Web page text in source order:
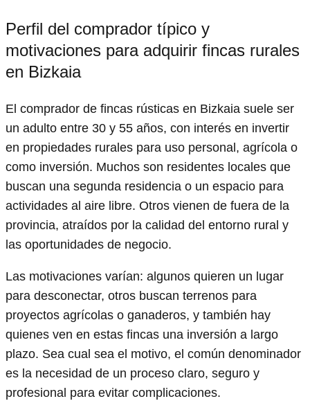
Perfil del comprador típico y
motivaciones para adquirir fincas rurales
en Bizkaia
El comprador de fincas rústicas en Bizkaia suele ser
un adulto entre 30 y 55 años, con interés en invertir
en propiedades rurales para uso personal, agrícola o
como inversión. Muchos son residentes locales que
buscan una segunda residencia o un espacio para
actividades al aire libre. Otros vienen de fuera de la
provincia, atraídos por la calidad del entorno rural y
las oportunidades de negocio.
Las motivaciones varían: algunos quieren un lugar
para desconectar, otros buscan terrenos para
proyectos agrícolas o ganaderos, y también hay
quienes ven en estas fincas una inversión a largo
plazo. Sea cual sea el motivo, el común denominador
es la necesidad de un proceso claro, seguro y
profesional para evitar complicaciones.